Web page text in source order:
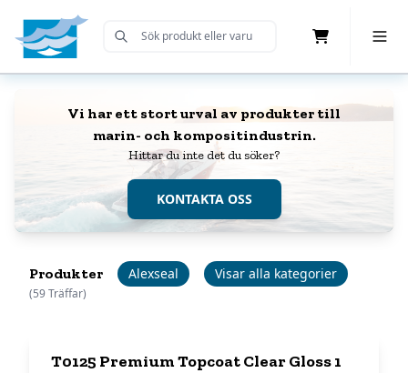
Home Submit Search
Vi har ett stort urval av produkter till
marin- och kompositindustrin.
Hittar du inte det du söker?
KONTAKTA OSS
Produkter Alexseal Visar alla kategorier
(59 Träffar)
T0125 Premium Topcoat Clear Gloss 1